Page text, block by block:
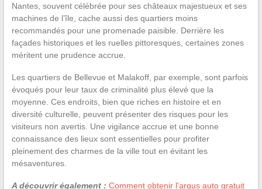
Nantes, souvent célébrée pour ses châteaux majestueux et ses
machines de l’île, cache aussi des quartiers moins
recommandés pour une promenade paisible. Derrière les
façades historiques et les ruelles pittoresques, certaines zones
méritent une prudence accrue.
Les quartiers de Bellevue et Malakoff, par exemple, sont parfois
évoqués pour leur taux de criminalité plus élevé que la
moyenne. Ces endroits, bien que riches en histoire et en
diversité culturelle, peuvent présenter des risques pour les
visiteurs non avertis. Une vigilance accrue et une bonne
connaissance des lieux sont essentielles pour profiter
pleinement des charmes de la ville tout en évitant les
mésaventures.
A découvrir également : Comment obtenir l'argus auto gratuit